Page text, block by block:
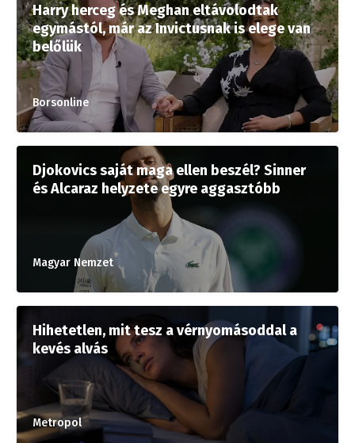
Harry herceg és Meghan eltávolodtak
egymástól, már az Invictusnak is elege van
belőlük
Borsonline
Djokovics saját maga ellen beszél? Sinner
és Alcaraz helyzete egyre aggasztóbb
Magyar Nemzet
Hihetetlen, mit tesz a vérnyomásoddal a
kevés alvás
Metropol